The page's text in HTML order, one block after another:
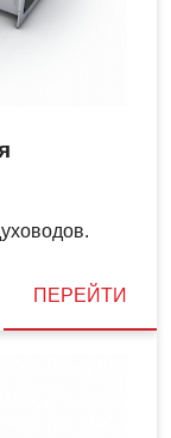
ПЕРЕЙТИ